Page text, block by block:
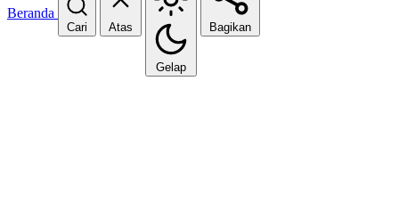
Beranda
Cari Atas
Gelap
Bagikan